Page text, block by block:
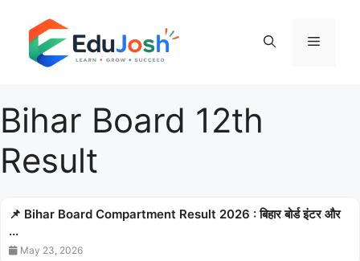
content
Menu
Bihar Board 12th
Result
📌 Bihar Board Compartment Result 2026 : बिहार बोर्ड इंटर और
...
May 23, 2026